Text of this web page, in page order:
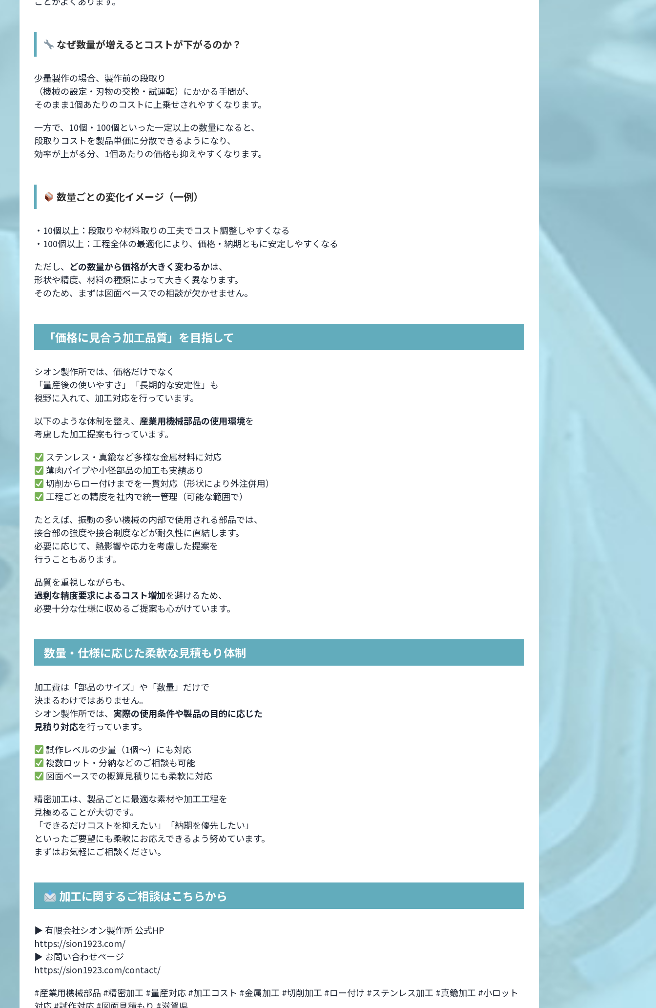
なぜ数量が増えるとコストが下がるのか？
少量製作の場合、製作前の段取り
（機械の設定・刃物の交換・試運転）にかかる手間が、
そのまま1個あたりのコストに上乗せされやすくなります。
一方で、10個・100個といった一定以上の数量になると、
段取りコストを製品単価に分散できるようになり、
効率が上がる分、1個あたりの価格も抑えやすくなります。
数量ごとの変化イメージ（一例）
・10個以上：段取りや材料取りの工夫でコスト調整しやすくなる
・100個以上：工程全体の最適化により、価格・納期ともに安定しやすくなる
ただし、 どの数量から価格が大きく変わるかは、
形状や精度、材料の種類によって大きく異なります。
そのため、まずは図面ベースでの相談が欠かせません。
「価格に見合う加工品質」を目指して
シオン製作所では、価格だけでなく
「量産後の使いやすさ」「長期的な安定性」も
視野に入れて、加工対応を行っています。
以下のような体制を整え、 産業用機械部品の使用環境を
考慮した加工提案も行っています。
ステンレス・真鍮など多様な金属材料に対応
薄肉パイプや小径部品の加工も実績あり
切削からロー付けまでを一貫対応（形状により外注併用）
工程ごとの精度を社内で統一管理（可能な範囲で）
たとえば、振動の多い機械の内部で使用される部品では、
接合部の強度や接合制度などが耐久性に直結します。
必要に応じて、熱影響や応力を考慮した提案を
行うこともあります。
品質を重視しながらも、
過剰な精度要求によるコスト増加を避けるため、
必要十分な仕様に収めるご提案も心がけています。
数量・仕様に応じた柔軟な見積もり体制
加工費は「部品のサイズ」や「数量」だけで
決まるわけではありません。
シオン製作所では、 実際の使用条件や製品の目的に応じた
見積り対応を行っています。
試作レベルの少量（1個～）にも対応
複数ロット・分納などのご相談も可能
図面ベースでの概算見積りにも柔軟に対応
精密加工は、製品ごとに最適な素材や加工工程を
見極めることが大切です。
「できるだけコストを抑えたい」「納期を優先したい」
といったご要望にも柔軟にお応えできるよう努めています。
まずはお気軽にご相談ください。
加工に関するご相談はこちらから
▶ 有限会社シオン製作所 公式HP
https://sion1923.com/
▶ お問い合わせページ
https://sion1923.com/contact/
#産業用機械部品 #精密加工 #量産対応 #加工コスト #金属加工 #切削加工 #ロー付け #ステンレス加工 #真鍮加工 #小ロット